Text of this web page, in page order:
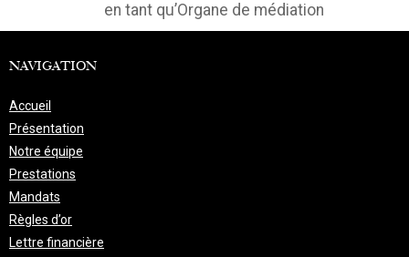
en tant qu’Organe de médiation
NAVIGATION
Accueil
Présentation
Notre équipe
Prestations
Mandats
Règles d’or
Lettre financière